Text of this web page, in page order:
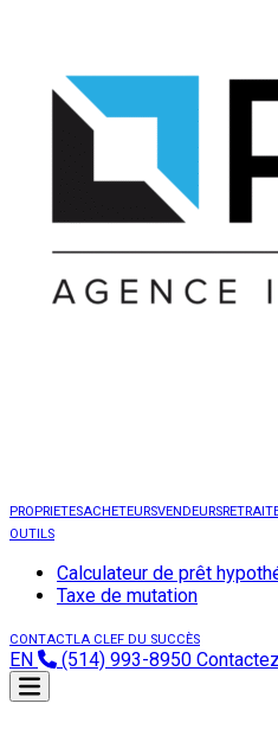
PROPRIETESACHETEURSVENDEURS
OUTILS
Calculateur de prêt
Taxe de mutation
CONTACTLA CLEF DU SUCCÈS
EN (514) 993-8950